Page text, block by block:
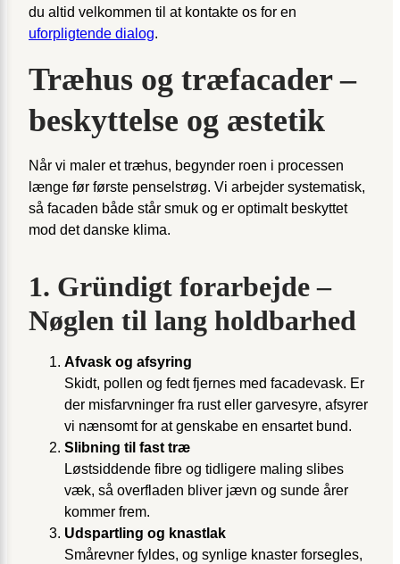
du altid velkommen til at kontakte os for en
uforpligtende dialog.
Træhus og træfacader –
beskyttelse og æstetik
Når vi maler et træhus, begynder roen i processen
længe før første penselstrøg. Vi arbejder systematisk,
så facaden både står smuk og er optimalt beskyttet
mod det danske klima.
1. Gründigt forarbejde –
Nøglen til lang holdbarhed
Afvask og afsyring
Skidt, pollen og fedt fjernes med facade­vask. Er
der misfarvninger fra rust eller garvesyre, afsyrer
vi nænsomt for at genskabe en ensartet bund.
Slibning til fast træ
Løstsiddende fibre og tidligere maling slibes
væk, så overfladen bliver jævn og sunde årer
kommer frem.
Udspartling og knastlak
Smårevner fyldes, og synlige knaster forsegles,